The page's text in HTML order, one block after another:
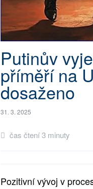
Putinův
příměří na
dosaženo
31. 3. 2025
čas čtení 3 minuty
Pozitivní vývoj v